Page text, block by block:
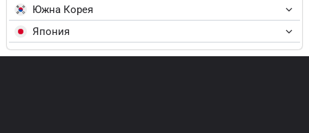
Южна Корея
Япония